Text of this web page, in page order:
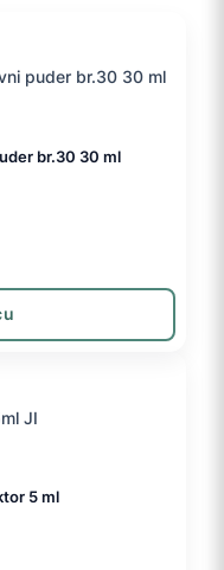
br.30 30 ml
5 ml